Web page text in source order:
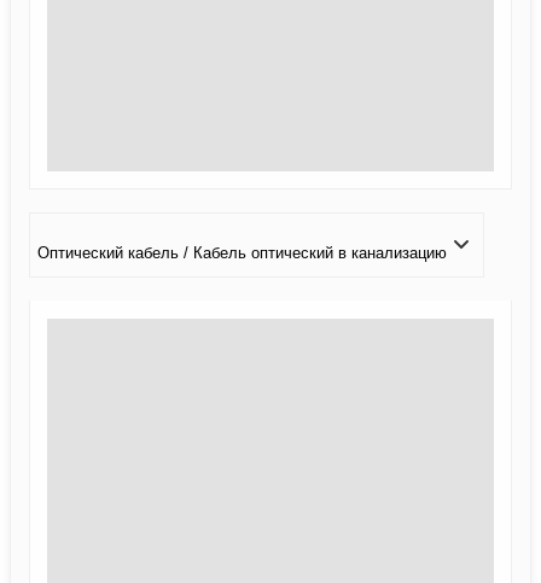
Оптический кабель / Кабель оптический в канализацию